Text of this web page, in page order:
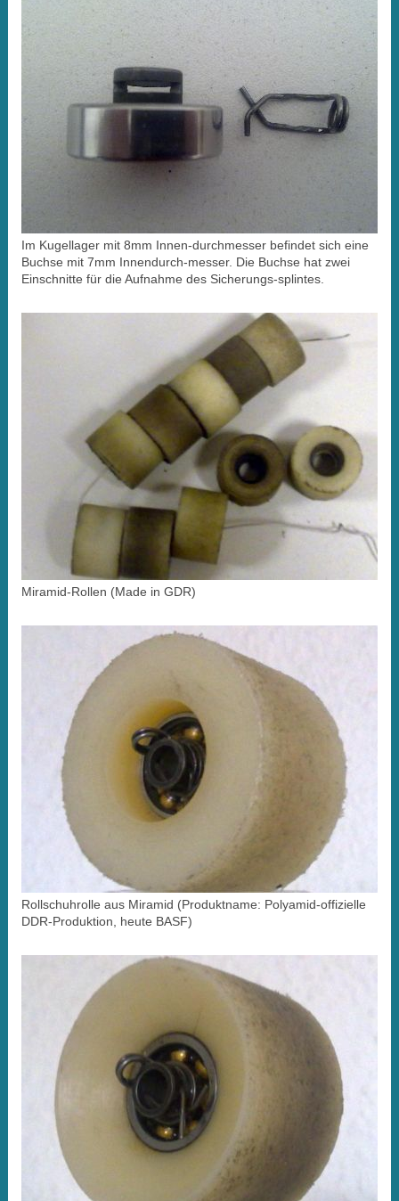
Im Kugellager mit 8mm Innen-durchmesser befindet sich eine
Buchse mit 7mm Innendurch-messer. Die Buchse hat zwei
Einschnitte für die Aufnahme des Sicherungs-splintes.
Miramid-Rollen (Made in GDR)
Rollschuhrolle aus Miramid (Produktname: Polyamid-offizielle
DDR-Produktion, heute BASF)